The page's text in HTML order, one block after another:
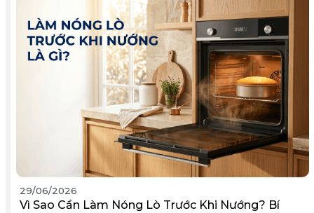
29/06/2026
Vì Sao Cần Làm Nóng Lò Trước Khi Nướng? Bí